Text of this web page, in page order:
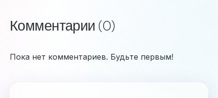
Комментарии (0)
Пока нет комментариев. Будьте первым!